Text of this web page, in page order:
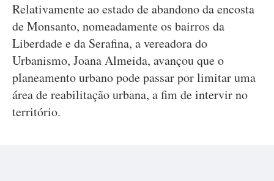
Relativamente ao estado de abandono da encosta
de Monsanto, nomeadamente os bairros da
Liberdade e da Serafina, a vereadora do
Urbanismo, Joana Almeida, avançou que o
planeamento urbano pode passar por limitar uma
área de reabilitação urbana, a fim de intervir no
território.